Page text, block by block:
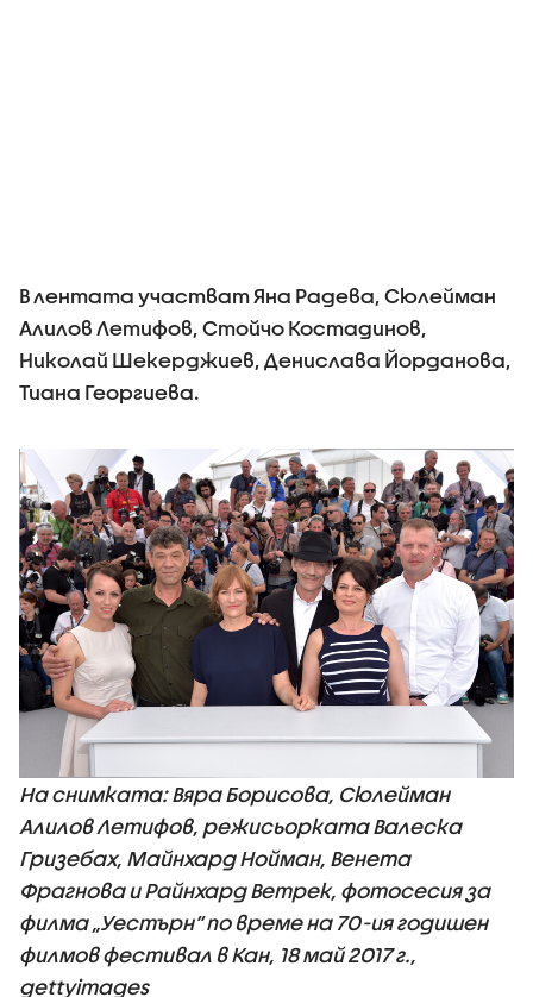
В лентата участват Яна Радева, Сюлейман
Алилов Летифов, Стойчо Костадинов,
Николай Шекерджиев, Денислава Йорданова,
Тиана Георгиева.
На снимката: Вяра Борисова, Сюлейман
Алилов Летифов, режисьорката Валеска
Гризебах, Майнхард Нойман, Венета
Фрагнова и Райнхард Ветрек, фотосесия за
филма „Уестърн“ по време на 70-ия годишен
филмов фестивал в Кан, 18 май 2017 г.,
gettyimages